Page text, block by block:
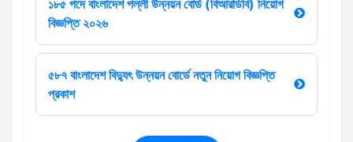
১৮৫ পদে বাংলাদেশ পল্লী উন্নয়ন বোর্ড (বিআরডিবি) নিয়োগ
বিজ্ঞপ্তি ২০২৬
৫৮৭ বাংলাদেশ বিদ্যুৎ উন্নয়ন বোর্ডে নতুন নিয়োগ বিজ্ঞপ্তি
প্রকাশ